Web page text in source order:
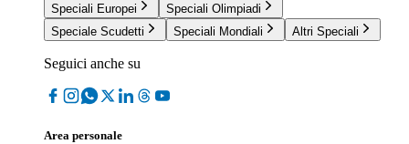
Speciali Europei
Speciali Olimpiadi
Speciale Scudetti
Speciali Mondiali Altri Speciali
Seguici anche su
Area personale